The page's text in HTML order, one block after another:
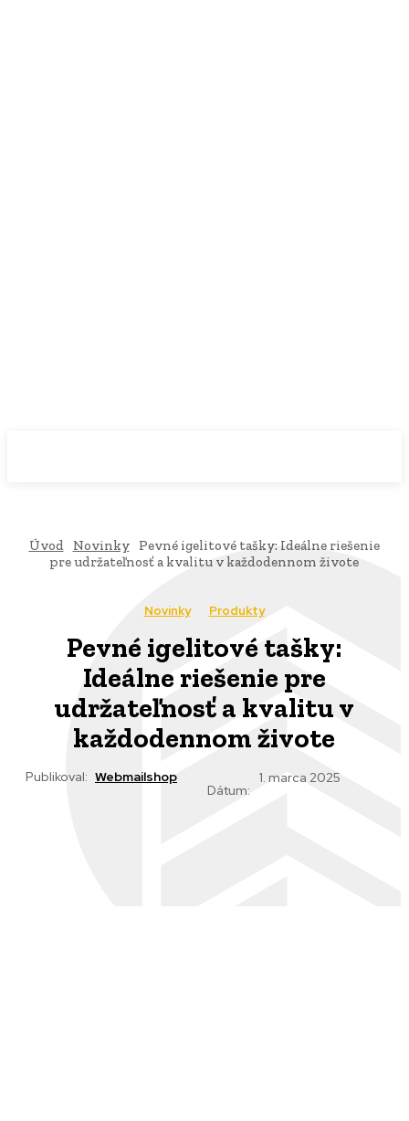
Úvod Novinky
Pevné igelitové tašky: Ideálne riešenie
pre udržateľnosť a kvalitu v každodennom živote
Novinky Produkty
Pevné igelitové tašky:
Ideálne riešenie pre
udržateľnosť a kvalitu v
každodennom živote
Publikoval: Webmailshop
Dátum:
1. marca 2025